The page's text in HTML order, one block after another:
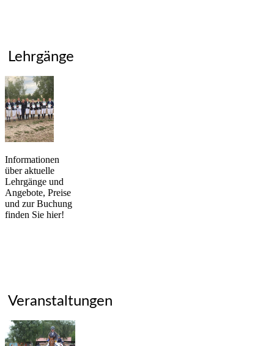
Lehrgänge
Informationen
über aktuelle
Lehrgänge und
Angebote, Preise
und zur Buchung
finden Sie hier!
Veranstaltungen